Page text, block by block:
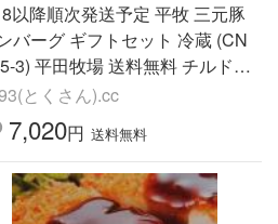
以降順次発送予定 平牧 三元豚
バーグ ギフトセット 冷蔵 (CN
3) 平田牧場 送料無料 チルド
とくさん).cc
7,020円 送料無料